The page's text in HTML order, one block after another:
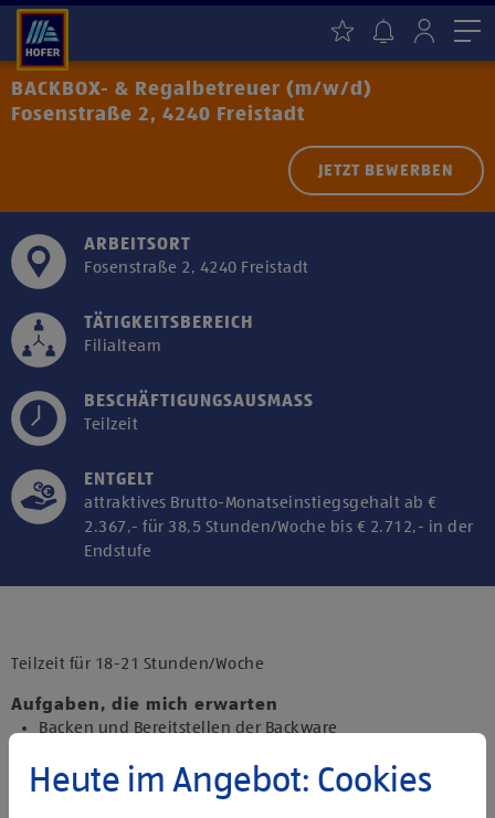
BACKBOX-​ & Regalbetreuer (m/w/d)
Fosenstraße 2, 4240 Freistadt
JETZT BEWERBEN
ARBEITSORT
Fosenstraße 2, 4240 Freistadt
TÄTIGKEITSBEREICH
Filialteam
BESCHÄFTIGUNGSAUSMASS
Teilzeit
ENTGELT
attraktives Brutto-Monatseinstiegsgehalt ab €
2.367,- für 38,5 Stunden/Woche bis € 2.712,- in der
Endstufe
Drittanbietern zu, um diesen Inhalt
Teilzeit für 18-21 Stunden/Woche
Aufgaben, die mich erwarten
Backen und Bereitstellen der Backware
Präsentieren von Obst und Gemüse sowie Durchführen
von Qualitätskontrollen
Heute im Angebot: Cookies